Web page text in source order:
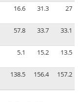
16.6 31.3 27
57.8 33.7 33.1
5.1 15.2 13.5
138.5 156.4 157.2